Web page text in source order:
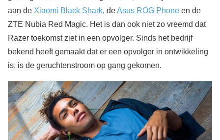
aan de Xiaomi Black Shark, deAsus ROG Phone en de
ZTE Nubia Red Magic. Het is dan ook niet zo vreemd dat
Razer toekomst ziet in een opvolger. Sinds het bedrijf
bekend heeft gemaakt dat er een opvolger in ontwikkeling
is, is de geruchtenstroom op gang gekomen.